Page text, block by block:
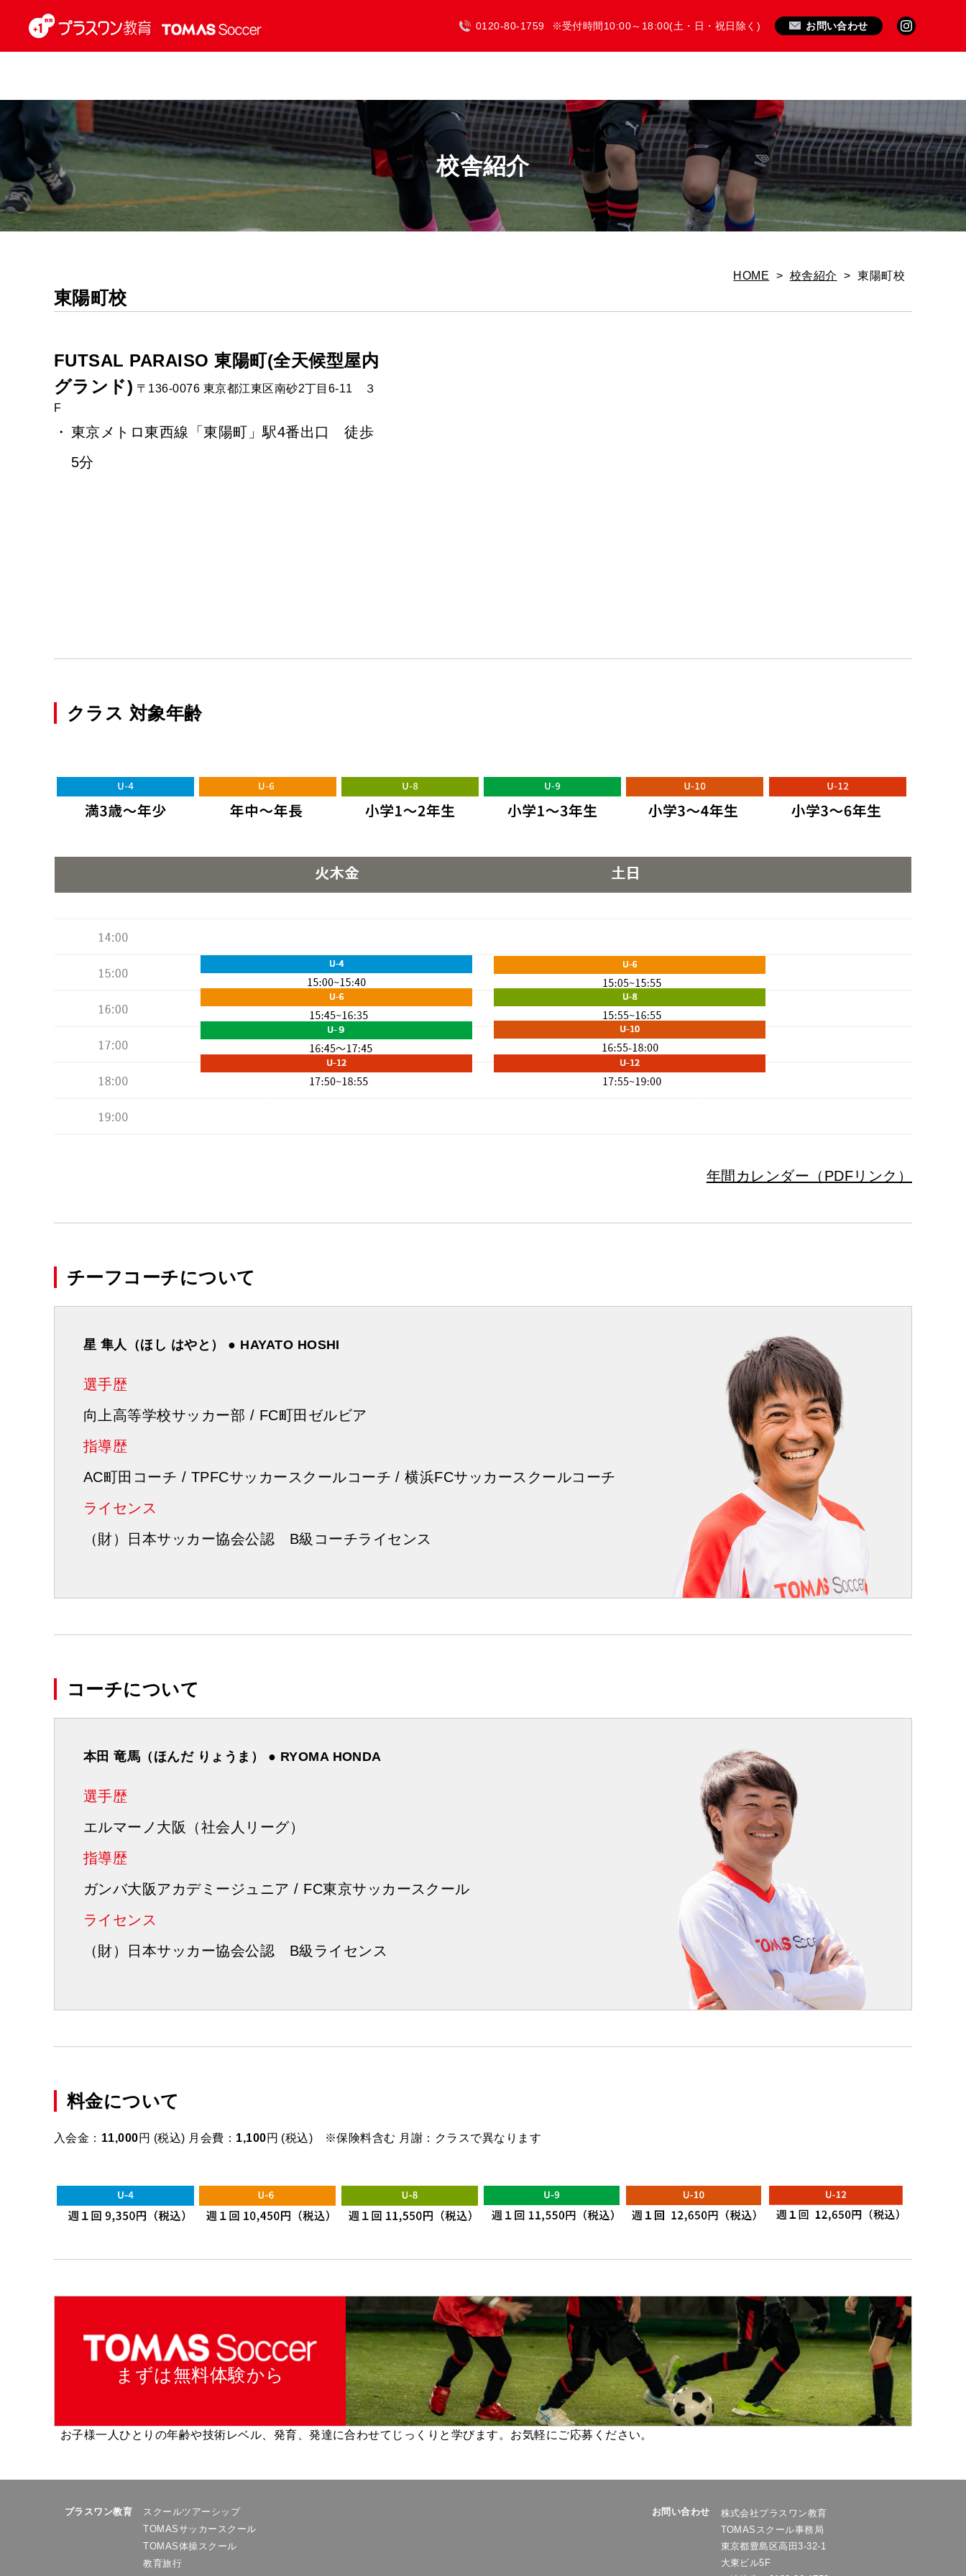
0120-80-1759 ※受付時間10:00～18:00(土・日・祝日除く) お問い合わせ
HOME 校舎紹介 ご入会 無料体験 ニュース
校舎紹介
HOME > 校舎紹介 > 東陽町校
東陽町校
FUTSAL PARAISO 東陽町(全天候型屋内
グランド) 〒136-0076 東京都江東区南砂2丁目6-11 ３
F
東京メトロ東西線「東陽町」駅4番出口 徒歩
5分
クラス 対象年齢
年間カレンダー（PDFリンク）
チーフコーチについて
星 隼人（ほし はやと） ● HAYATO HOSHI
選手歴
向上高等学校サッカー部 / FC町田ゼルビア
指導歴
AC町田コーチ / TPFCサッカースクールコーチ / 横浜FCサッカースクールコーチ
ライセンス
（財）日本サッカー協会公認 B級コーチライセンス
コーチについて
本田 竜馬（ほんだ りょうま） ● RYOMA HONDA
選手歴
エルマーノ大阪（社会人リーグ）
指導歴
ガンバ大阪アカデミージュニア / FC東京サッカースクール
ライセンス
（財）日本サッカー協会公認 B級ライセンス
料金について
入会金： 11,000円 (税込) 月会費： 1,100円 (税込) ※保険料含む 月謝：クラスで異なります
まずは無料体験から
お子様一人ひとりの年齢や技術レベル、発育、発達に合わせてじっくりと学びます。お気軽にご応募ください。
プラスワン教育
スクールツアーシップ
TOMASサッカースクール
TOMAS体操スクール
教育旅行
お問い合わせ
株式会社プラスワン教育
TOMASスクール事務局
東京都豊島区高田3-32-1
大東ビル5F